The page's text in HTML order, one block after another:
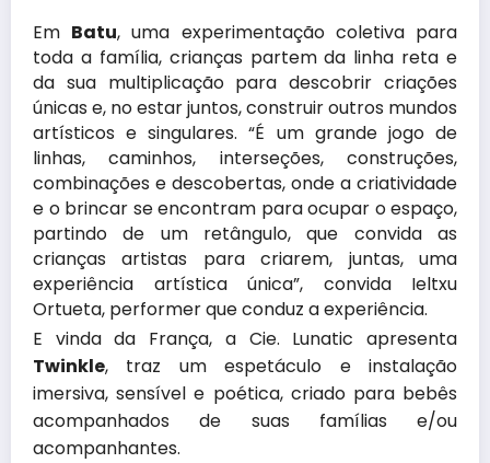
Em Batu, uma experimentação coletiva para
toda a família, crianças partem da linha reta e
da sua multiplicação para descobrir criações
únicas e, no estar juntos, construir outros mundos
artísticos e singulares. “É um grande jogo de
linhas, caminhos, interseções, construções,
combinações e descobertas, onde a criatividade
e o brincar se encontram para ocupar o espaço,
partindo de um retângulo, que convida as
crianças artistas para criarem, juntas, uma
experiência artística única”, convida Ieltxu
Ortueta, performer que conduz a experiência.
E vinda da França, a Cie. Lunatic apresenta
Twinkle, traz um espetáculo e instalação
imersiva, sensível e poética, criado para bebês
acompanhados de suas famílias e/ou
acompanhantes.